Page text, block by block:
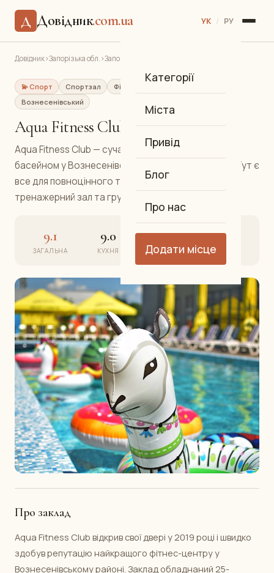
Д Довідник.com.ua УК / РУ
Категорії
Міста
Привід
Блог
Про нас
Додати місце
Довідник›Запорізька обл.›Запоріжжя
💫 Спорт Спортзал
Фітнес, аквааеробіка
Вознесенівський
Aqua Fitness Club
Aqua Fitness Club — сучасний фітнес-центр із
басейном у Вознесенівському районі Запоріжжя. Тут є
все для повноцінного тренування: аквааеробіка,
тренажерний зал та групові заняття.
9.1
ЗАГАЛЬНА
9.0
КУХНЯ
9.2
АТМОСФЕРА
9.1
СЕРВІС
Про заклад
Aqua Fitness Club відкрив свої двері у 2019 році і швидко
здобув репутацію найкращого фітнес-центру у
Вознесенівському районі. Заклад обладнаний 25-